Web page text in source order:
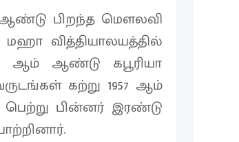
பிறந்த மௌலவி
வித்தியாலயத்தில்
ஆம் ஆண்டு கபூரியா
கற்று 1957 ஆம்
பின்னர் இரண்டு